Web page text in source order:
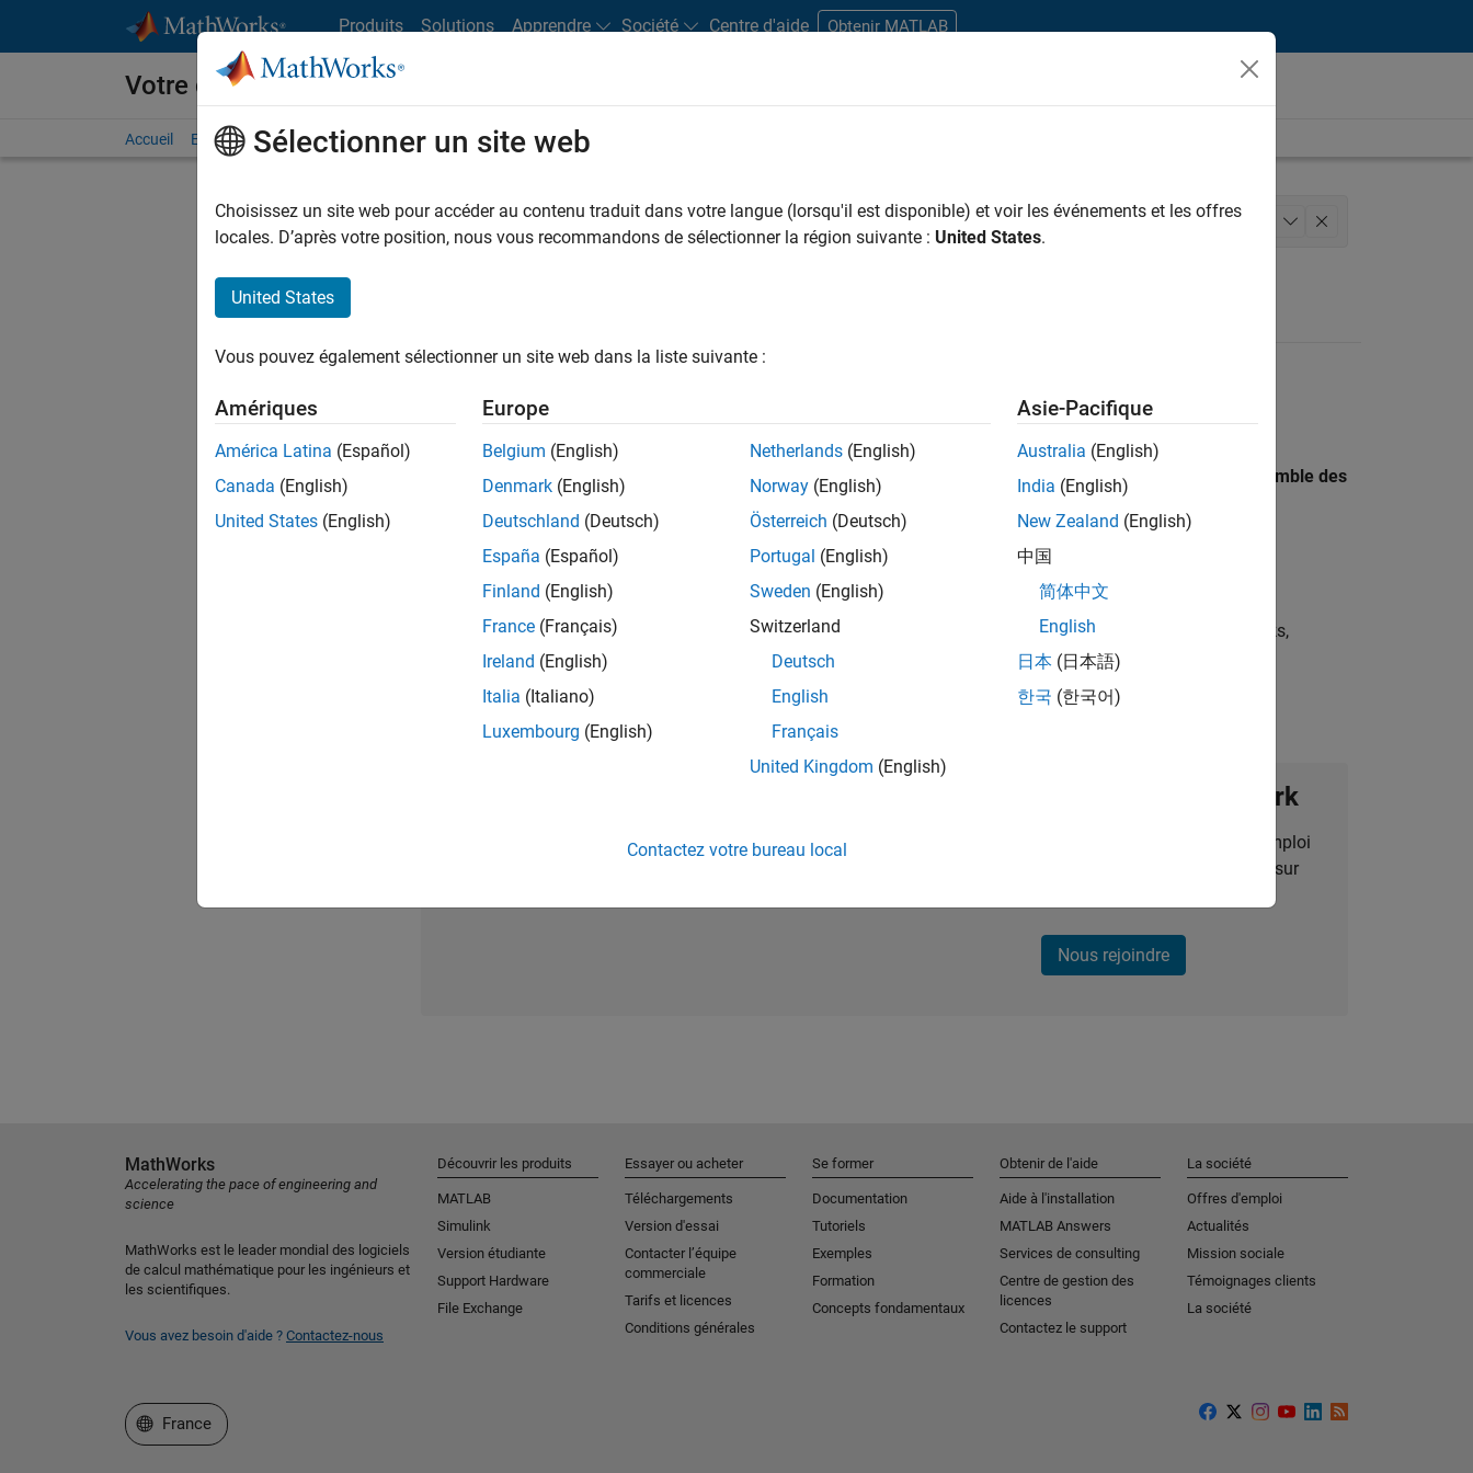
Produits Solutions Apprendre Société Centre d'aide Obtenir MATLAB
Votre carrière chez MathWorks
Accueil Explorer nos opportunités Adresses de nos bureaux Étudiants et carrières
FILTRER PAR Programme destiné aux nouvelles carrières (EDG) Support avancé Ingénierie de la qualité Ingénierie des versions
Les descriptions de poste n’ont pas toutes été traduites. Effectuez une recherche par lieu pour trouver l’ensemble des
opportunités de votre région.
Senior Software Quality Engineer
Senior Software Quality Engineer
FR-Meudon| Ingénierie de la qualité | Expérimenté(e)
Leverage your C/C++ development skills to design and develop test strategies, scalable test frameworks,
automated test suites, Hands-on testing for Polyspace.
Rejoignez notre Talent Network
Recevez des alertes pour des opportunités d'emploi
personnalisées, des articles et des actualités sur
Nous rejoindre
Sélectionner un site web
Choisissez un site web pour accéder au contenu traduit dans votre langue (lorsqu'il est disponible) et voir les événements et les offres
locales. D’après votre position, nous vous recommandons de sélectionner la région suivante : United States.
United States
Vous pouvez également sélectionner un site web dans la liste suivante :
Amériques
América Latina (Español)
Canada (English)
United States (English)
Europe
Belgium (English)
Denmark (English)
Deutschland (Deutsch)
España (Español)
Finland (English)
France (Français)
Ireland (English)
Italia (Italiano)
Luxembourg (English)
Netherlands (English)
Norway (English)
Österreich (Deutsch)
Portugal (English)
Sweden (English)
Switzerland
Deutsch
English
Français
United Kingdom (English)
Asie-Pacifique
Australia (English)
India (English)
New Zealand (English)
中国
简体中文
English
日本 (日本語)
한국 (한국어)
Contactez votre bureau local
MathWorks
Accelerating the pace of engineering and
science
MathWorks est le leader mondial des logiciels
de calcul mathématique pour les ingénieurs et
les scientifiques.
Vous avez besoin d'aide ? Contactez-nous
Découvrir les produits
MATLAB
Simulink
Version étudiante
Support Hardware
File Exchange
Essayer ou acheter
Téléchargements
Version d'essai
Contacter l’équipe
commerciale
Tarifs et licences
Conditions générales
Se former
Documentation
Tutoriels
Exemples
Formation
Concepts fondamentaux
Obtenir de l'aide
Aide à l'installation
MATLAB Answers
Services de consulting
Centre de gestion des
licences
Contactez le support
La société
Offres d'emploi
Actualités
Mission sociale
Témoignages clients
La société
Sélectionner un site web
France